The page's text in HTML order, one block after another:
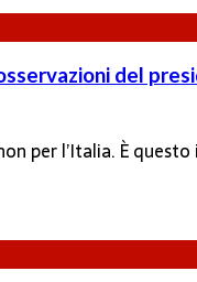
del
per l’Italia. È